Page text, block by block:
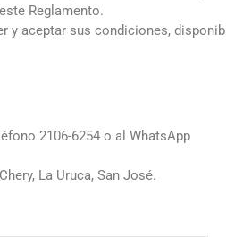
Reglamento.
y aceptar sus condiciones,
2106-6254 o al WhatsApp
La Uruca, San José.